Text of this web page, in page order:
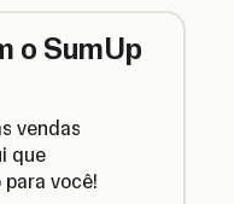
o SumUp
vendas
que
você!